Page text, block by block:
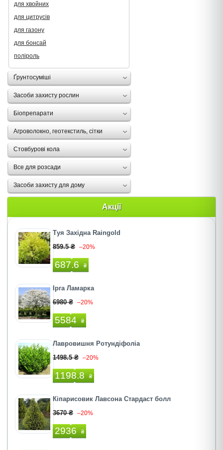
для хвойних
для цитрусів
для газону
для бонсай
поліроль
Ґрунтосуміші
Засоби захисту рослин
Біопрепарати
Агроволокно, геотекстиль, сітки
Стовбурові кола
Все для розсади
Засоби захисту для дому
Акції
Туя Західна Raingold
859.5 ₴ –20%
687.6 ₴
Ірга Ламарка
6980 ₴ –20%
5584 ₴
Лавровишня Ротундіфоліа
1498.5 ₴ –20%
1198.8 ₴
Кіпарисовик Лавсона Стардаст болл
3670 ₴ –20%
2936 ₴